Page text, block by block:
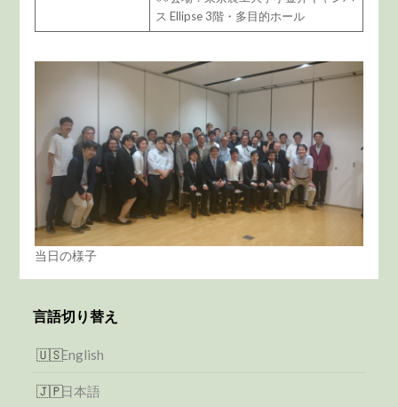
ス Ellipse 3階・多目的ホール
当日の様子
言語切り替え
English
日本語